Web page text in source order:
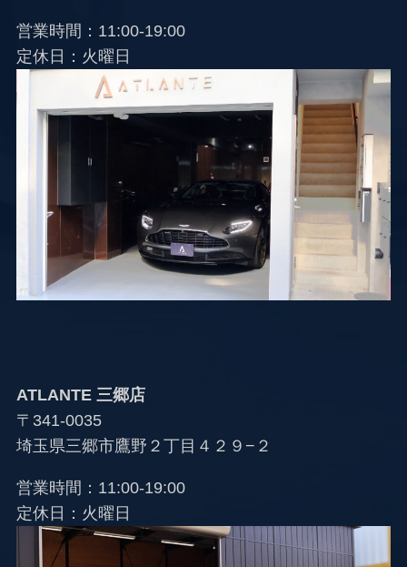
営業時間：11:00-19:00
定休日：火曜日
ATLANTE三郷店
〒341-0035
埼玉県三郷市鷹野２丁目４２９−２
営業時間：11:00-19:00
定休日：火曜日